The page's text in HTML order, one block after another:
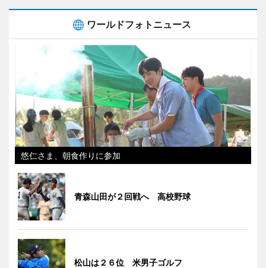
ワールドフォトニュース
悠仁さま、朝食作りに参加
青森山田が２回戦へ 高校野球
松山は２６位 米男子ゴルフ